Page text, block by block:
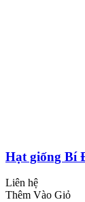
Hạt giống Bí
Liên hệ
Thêm Vào Giỏ